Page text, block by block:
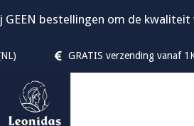
GRATIS verzending vanaf
bestellingen om de